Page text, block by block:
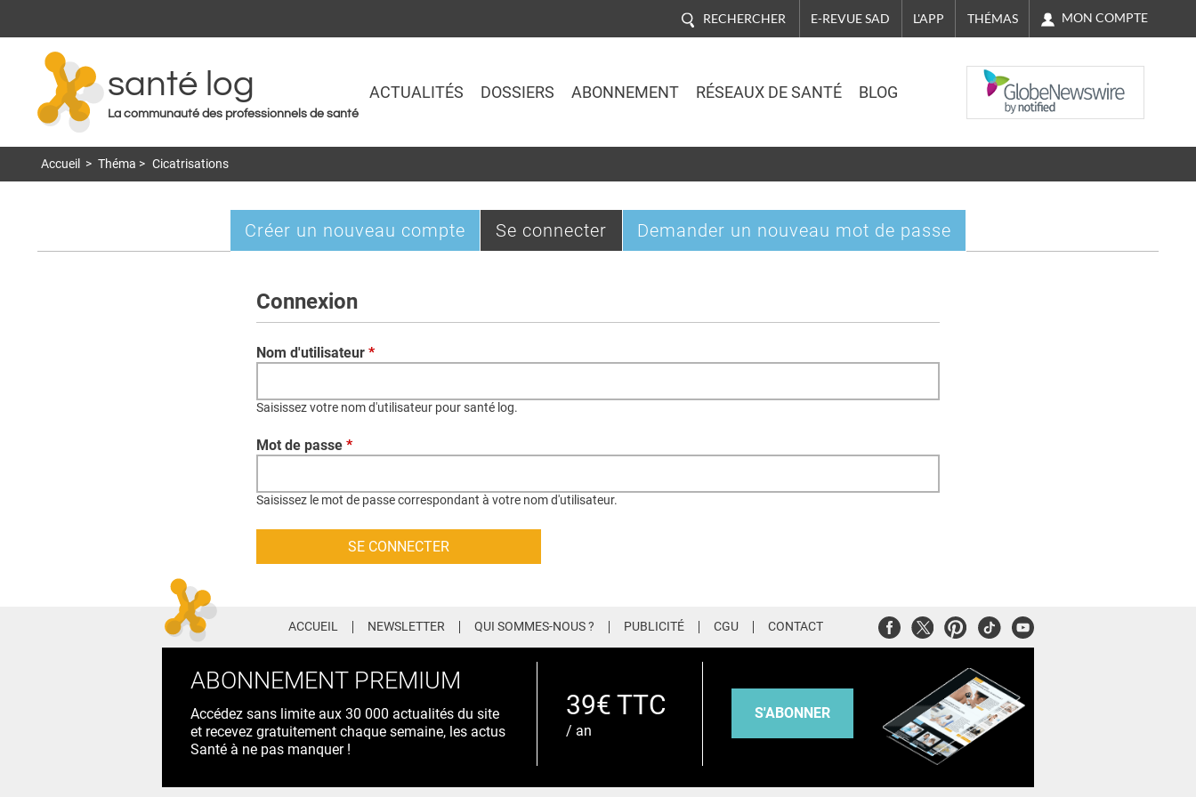
RECHERCHER E-REVUE SAD L'APP THÉMAS MON COMPTE
santé log
La communauté des professionnels de santé
ACTUALITÉS DOSSIERS ABONNEMENT RÉSEAUX DE SANTÉ BLOG
NASDAQ
Accueil > Théma > Cicatrisations
Onglets
Créer un nouveau compte Se connecter (onglet
actif)
Demander un nouveau mot de passe
Connexion
Nom d'utilisateur *
Saisissez votre nom d'utilisateur pour santé log.
Mot de passe *
Saisissez le mot de passe correspondant à votre nom d'utilisateur.
ACCUEIL NEWSLETTER QUI SOMMES-NOUS ? PUBLICITÉ CGU CONTACT FacebookTwitterPinterest
TiktokYoutube
ABONNEMENT PREMIUM
Accédez sans limite aux 30 000 actualités du site
et recevez gratuitement chaque semaine, les actus
Santé à ne pas manquer !
39€ TTC
/ an
S'ABONNER